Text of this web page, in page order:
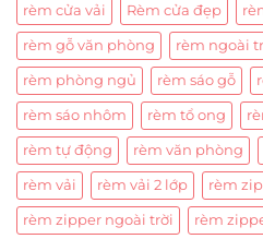
rèm cửa vải Rèm cửa đẹp
rèm gỗ văn phòng rèm ngoài
rèm phòng ngủ rèm sáo gỗ
rèm sáo nhôm rèm tổ ong
rèm tự động rèm văn phòng
rèm vải rèm vải 2 lớp rèm zip
rèm zipper ngoài trời rèm